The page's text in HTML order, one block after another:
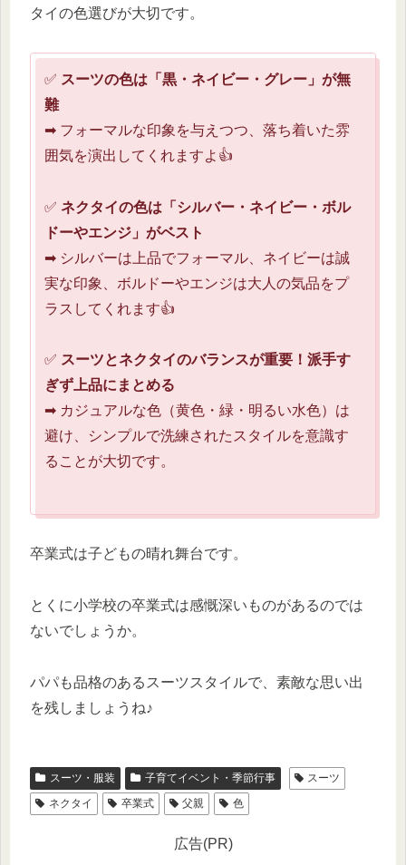
タイの色選びが大切です。
✅ スーツの色は「黒・ネイビー・グレー」が無
難
➡ フォーマルな印象を与えつつ、落ち着いた雰
囲気を演出してくれますよ👍
✅ ネクタイの色は「シルバー・ネイビー・ボル
ドーやエンジ」がベスト
➡ シルバーは上品でフォーマル、ネイビーは誠
実な印象、ボルドーやエンジは大人の気品をプ
ラスしてくれます👍
✅ スーツとネクタイのバランスが重要！派手す
ぎず上品にまとめる
➡ カジュアルな色（黄色・緑・明るい水色）は
避け、シンプルで洗練されたスタイルを意識す
ることが大切です。
卒業式は子どもの晴れ舞台です。
とくに小学校の卒業式は感慨深いものがあるのでは
ないでしょうか。
パパも品格のあるスーツスタイルで、素敵な思い出
を残しましょうね♪
スーツ・服装 子育てイベント・季節行事
スーツ
ネクタイ
卒業式 父親 色
広告(PR)